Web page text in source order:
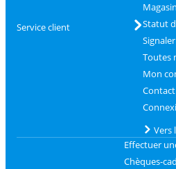
Service client
Statut
Toutes
Mon
Contact
Vers
Effectuer
Chèques-